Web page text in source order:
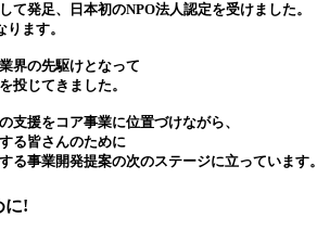
発足、日本初のNPO法人認定を受けました。
ます。
界の先駆けとなって
投じてきました。
支援をコア事業に位置づけながら、
る皆さんのために
る事業開発提案の次のステージに立っています。
に!